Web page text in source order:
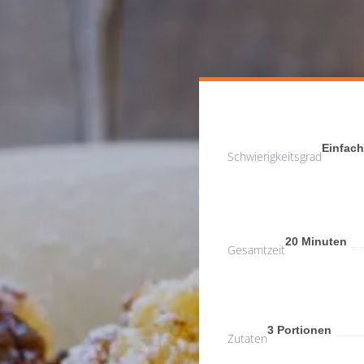
Schwierigkeitsgrad
Einfach
Gesamtzeit
20 Minuten
Zutaten
3 Portionen